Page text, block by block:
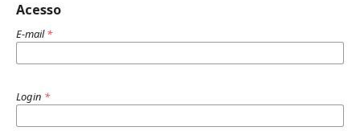
Acesso
E-mail*
Login *